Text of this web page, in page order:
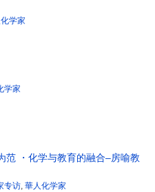
学家
学家
范 ・化学与教育的融合–房喻教
专访, 華人化学家